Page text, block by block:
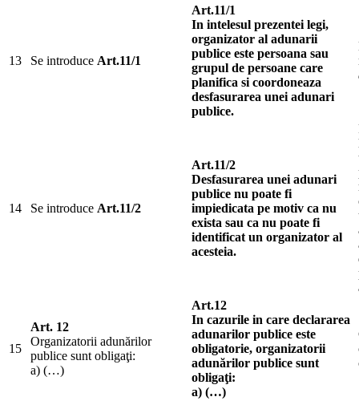
13 Se introduce Art.11/1
Art.11/1
In intelesul prezentei legi,
organizator al adunarii
publice este persoana sau
grupul de persoane care
planifica si coordoneaza
desfasurarea unei adunari
publice.
14 Se introduce Art.11/2
Art.11/2
Desfasurarea unei adunari
publice nu poate fi
impiedicata pe motiv ca nu
exista sau ca nu poate fi
identificat un organizator al
acesteia.
15
Art. 12
Organizatorii adunărilor
publice sunt obligaţi:
a) (…)
Art.12
In cazurile in care declararea
adunarilor publice este
obligatorie, organizatorii
adunărilor publice sunt
obligaţi:
a) (…)